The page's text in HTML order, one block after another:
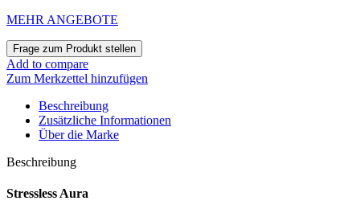
MEHR ANGEBOTE
Add to compare
Zum Merkzettel hinzufügen
Beschreibung
Zusätzliche Informationen
Über die Marke
Beschreibung
Stressless Aura